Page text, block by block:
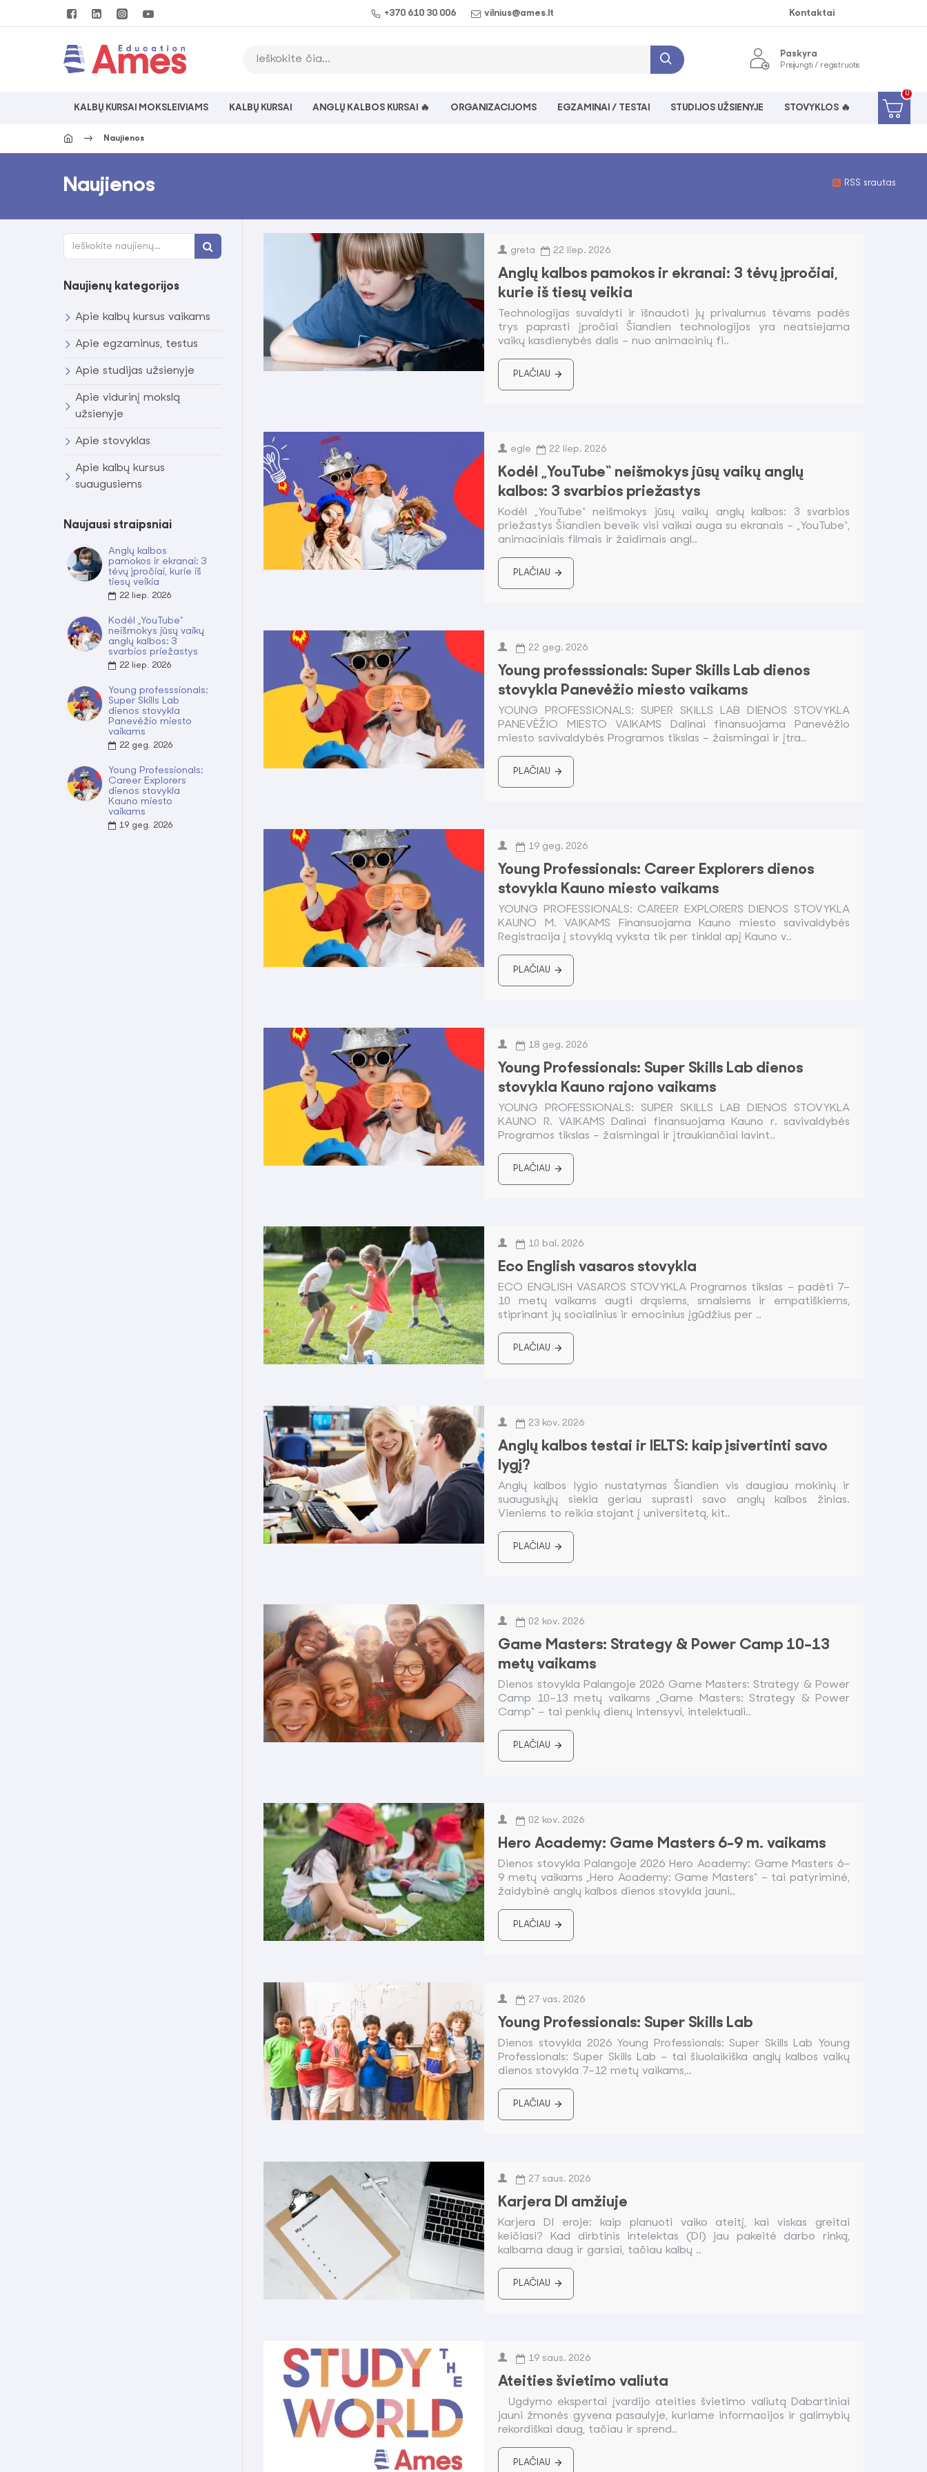
+370 610 30 006 vilnius@ames.lt Kontaktai
Paskyra
Prisijungti / registruotis
KALBŲ KURSAI MOKSLEIVIAMS KALBŲ KURSAI ANGLŲ KALBOS KURSAI 🔥 ORGANIZACIJOMS EGZAMINAI / TESTAI STUDIJOS UŽSIENYJE STOVYKLOS 🔥
0
Naujienos
Naujienos RSS srautas
Naujienų kategorijos
Apie kalbų kursus vaikams
Apie egzaminus, testus
Apie studijas užsienyje
Apie vidurinį mokslą
užsienyje
Apie stovyklas
Apie kalbų kursus
suaugusiems
Naujausi straipsniai
Anglų kalbos
pamokos ir ekranai: 3
tėvų įpročiai, kurie iš
tiesų veikia
22 liep. 2026
Kodėl „YouTube“
neišmokys jūsų vaikų
anglų kalbos: 3
svarbios priežastys
22 liep. 2026
Young professsionals:
Super Skills Lab
dienos stovykla
Panevėžio miesto
vaikams
22 geg. 2026
Young Professionals:
Career Explorers
dienos stovykla
Kauno miesto
vaikams
19 geg. 2026
greta 22 liep. 2026
Anglų kalbos pamokos ir ekranai: 3 tėvų įpročiai,
kurie iš tiesų veikia
Technologijas suvaldyti ir išnaudoti jų privalumus tėvams padės
trys paprasti įpročiai Šiandien technologijos yra neatsiejama
vaikų kasdienybės dalis – nuo animacinių fi..
PLAČIAU
egle 22 liep. 2026
Kodėl „YouTube“ neišmokys jūsų vaikų anglų
kalbos: 3 svarbios priežastys
Kodėl „YouTube“ neišmokys jūsų vaikų anglų kalbos: 3 svarbios
priežastys Šiandien beveik visi vaikai auga su ekranais – „YouTube“,
animaciniais filmais ir žaidimais angl..
PLAČIAU
22 geg. 2026
Young professsionals: Super Skills Lab dienos
stovykla Panevėžio miesto vaikams
YOUNG PROFESSIONALS: SUPER SKILLS LAB DIENOS STOVYKLA
PANEVĖŽIO MIESTO VAIKAMS Dalinai finansuojama Panevėžio
miesto savivaldybės Programos tikslas – žaismingai ir įtra..
PLAČIAU
19 geg. 2026
Young Professionals: Career Explorers dienos
stovykla Kauno miesto vaikams
YOUNG PROFESSIONALS: CAREER EXPLORERS DIENOS STOVYKLA
KAUNO M. VAIKAMS Finansuojama Kauno miesto savivaldybės
Registracija į stovyklą vyksta tik per tinklal apį Kauno v..
PLAČIAU
18 geg. 2026
Young Professionals: Super Skills Lab dienos
stovykla Kauno rajono vaikams
YOUNG PROFESSIONALS: SUPER SKILLS LAB DIENOS STOVYKLA
KAUNO R. VAIKAMS Dalinai finansuojama Kauno r. savivaldybės
Programos tikslas – žaismingai ir įtraukiančiai lavint..
PLAČIAU
10 bal. 2026
Eco English vasaros stovykla
ECO ENGLISH VASAROS STOVYKLA Programos tikslas – padėti 7–
10 metų vaikams augti drąsiems, smalsiems ir empatiškiems,
stiprinant jų socialinius ir emocinius įgūdžius per ..
PLAČIAU
23 kov. 2026
Anglų kalbos testai ir IELTS: kaip įsivertinti savo
lygį?
Anglų kalbos lygio nustatymas Šiandien vis daugiau mokinių ir
suaugusiųjų siekia geriau suprasti savo anglų kalbos žinias.
Vieniems to reikia stojant į universitetą, kit..
PLAČIAU
02 kov. 2026
Game Masters: Strategy & Power Camp 10–13
metų vaikams
Dienos stovykla Palangoje 2026 Game Masters: Strategy & Power
Camp 10–13 metų vaikams „Game Masters: Strategy & Power
Camp“ – tai penkių dienų intensyvi, intelektuali..
PLAČIAU
02 kov. 2026
Hero Academy: Game Masters 6-9 m. vaikams
Dienos stovykla Palangoje 2026 Hero Academy: Game Masters 6–
9 metų vaikams „Hero Academy: Game Masters“ – tai patyriminė,
žaidybinė anglų kalbos dienos stovykla jauni..
PLAČIAU
27 vas. 2026
Young Professionals: Super Skills Lab
Dienos stovykla 2026 Young Professionals: Super Skills Lab Young
Professionals: Super Skills Lab – tai šiuolaikiška anglų kalbos vaikų
dienos stovykla 7–12 metų vaikams,..
PLAČIAU
27 saus. 2026
Karjera DI amžiuje
Karjera DI eroje: kaip planuoti vaiko ateitį, kai viskas greitai
keičiasi? Kad dirbtinis intelektas (DI) jau pakeitė darbo rinką,
kalbama daug ir garsiai, tačiau kalbų ..
PLAČIAU
19 saus. 2026
Ateities švietimo valiuta
Ugdymo ekspertai įvardijo ateities švietimo valiutą Dabartiniai
jauni žmonės gyvena pasaulyje, kuriame informacijos ir galimybių
rekordiškai daug, tačiau ir sprend..
PLAČIAU